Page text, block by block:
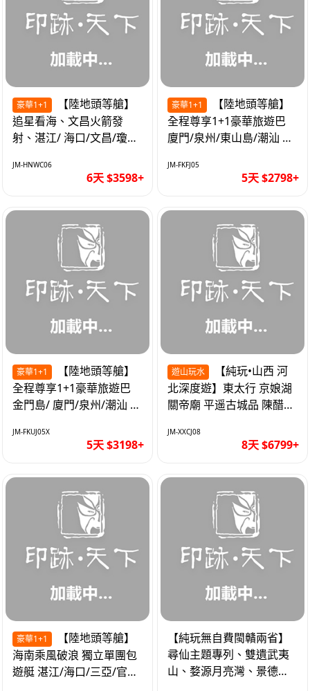
豪華1+1
追星看海、文昌火箭發
射、湛江/ 海口/文昌/瓊海/
優質6天
JM-HNWC06
6天 $3598+
豪華1+1
全程尊享1+1豪華旅遊巴
廈門/泉州/東山島/潮汕 精
JM-FKFJ05
5天 $2798+
豪華1+1
全程尊享1+1豪華旅遊巴
金門島/ 廈門/泉州/潮汕 無
JM-FKUJ05X
5天 $3198+
遊山玩水
北深度遊】東太行 京娘湖
關帝廟 平遥古城品 陳醋咖
JM-XXCJ08
8天 $6799+
豪華1+1
海南乘風破浪 獨立單團包
遊艇 湛江/海口/三亞/官塘/
【純玩無自費閩贛兩省】
尋仙主題專列、雙遺武夷
山、婺源月亮灣、景德